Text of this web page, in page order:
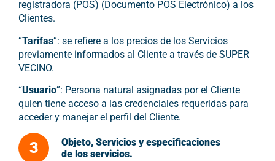
registradora (POS) (Documento POS Electrónico) a los
Clientes.
“Tarifas”: se refiere a los precios de los Servicios
previamente informados al Cliente a través de SUPER
VECINO.
“Usuario”: Persona natural asignadas por el Cliente
quien tiene acceso a las credenciales requeridas para
acceder y manejar el perfil del Cliente.
3
Objeto, Servicios y especificaciones
de los servicios.